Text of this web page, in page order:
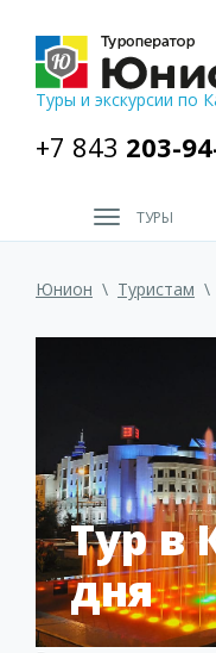
Туры и экскурсии по
+7 843 203-
ТУРЫ
Юнион \ Туристам \
Тур в
дня